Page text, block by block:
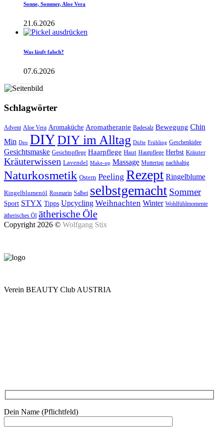
Sonne, Sommer, Aloe Vera
21.6.2026
Was läuft falsch?
07.6.2026
Schlagwörter
Advent Aloe Vera Aromaküche Aromatherapie Badesalz Bewegung Chin
Min Deo DIYDIY im Alltag Düfte Frühling Geschenkidee
Gesichtsmaske Gesichtspflege Haarpflege Haut Hautpflege Herbst Kräuter
Kräuterwissen Lavendel Make-up Massage Muttertag nachhaltig
Naturkosmetik Ostern Peeling Rezept Ringelblume
Ringelblumenöl Rosmarin Salbei selbstgemacht Sommer
Sport STYX Tipps Upcycling Weihnachten Winter Wohlfühlmomente
ätherisches Öl ätherische Öle
Copyright 2026 © Wolfgang Stix
Verein BEAUTY Club AUSTRIA
Dein Name (Pflichtfeld)